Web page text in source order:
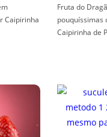
Caipirinha
Fruta do
pouquíssimas
Caipirinha de